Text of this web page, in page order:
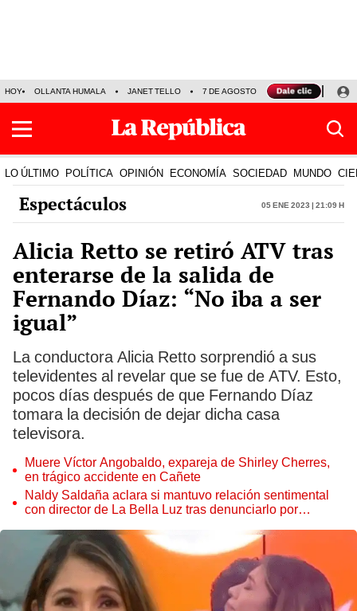
HOY OLLANTA HUMALA JANET TELLO 7 DE AGOSTO TINKA RESULTADOS
LO ÚLTIMO POLÍTICA OPINIÓN ECONOMÍA SOCIEDAD MUNDO
Espectáculos 05 Ene 2023 | 21:09 h
Alicia Retto se retiró ATV tras
enterarse de la salida de
Fernando Díaz: “No iba a ser
igual”
La conductora Alicia Retto sorprendió a sus
televidentes al revelar que se fue de ATV. Esto,
pocos días después de que Fernando Díaz
tomara la decisión de dejar dicha casa
televisora.
Muere Víctor Angobaldo, expareja de Shirley Cherres,
en trágico accidente en Cañete
Naldy Saldaña aclara si mantuvo relación sentimental
con director de La Bella Luz tras denunciarlo por